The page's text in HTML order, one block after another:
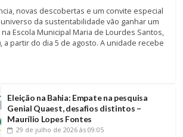
novas descobertas e um convite especial
da sustentabilidade vão ganhar um
Escola Municipal Maria de Lourdes Santos,
a partir do dia 5 de agosto. A unidade recebe
Eleição na Bahia: Empate na pesquisa
Genial Quaest, desafios distintos –
Maurílio Lopes Fontes
29 de julho de 2026 às 09:05